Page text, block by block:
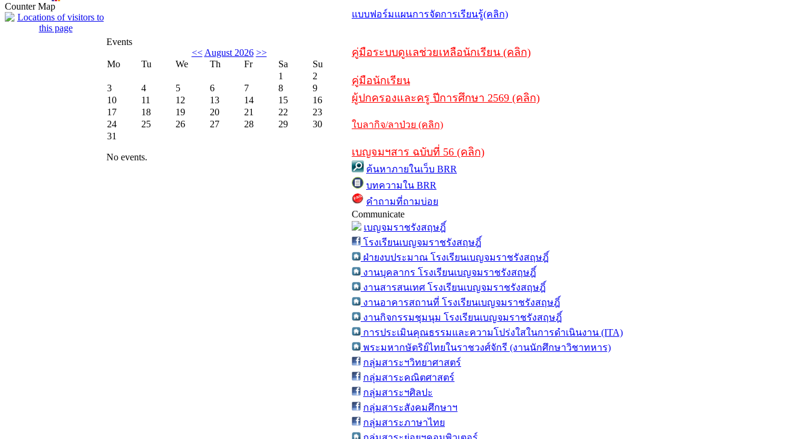
Counter Map
Events
<< August 2026 >>
Mo
Tu We Th Fr Sa
Su
1
2
3
4 5 6 7 8
9
10
11 12 13 14 15
16
17
18 19 20 21 22
23
24
25 26 27 28 29
30
31
No events.
แบบฟอร์มแผนการจัดการเรียนรู้(คลิก)
คู่มือระบบดูแลช่วยเหลือนักเรียน (คลิก)
คู่มือนักเรียน
ผู้ปกครองและครู ปีการศึกษา 2569 (คลิก)
ใบลากิจ/ลาป่วย (คลิก)
เบญจมฯสาร ฉบับที่ 56 (คลิก)
ค้นหาภายในเว็บ BRR
บทความใน BRR
คำถามที่ถามบ่อย
Communicate
เบญจมราชรังสฤษฎิ์
โรงเรียนเบญจมราชรังสฤษฎิ์
ฝ่ายงบประมาณ โรงเรียนเบญจมราชรังสฤษฎิ์
งานบุคลากร โรงเรียนเบญจมราชรังสฤษฎิ์
งานสารสนเทศ โรงเรียนเบญจมราชรังสฤษฎิ์
งานอาคารสถานที่ โรงเรียนเบญจมราชรังสฤษฎิ์
งานกิจกรรมชุมนุม โรงเรียนเบญจมราชรังสฤษฎิ์
การประเมินคุณธรรมและความโปร่งใสในการดำเนินงาน (ITA)
พระมหากษัตริย์ไทยในราชวงศ์จักรี (งานนักศึกษาวิชาทหาร)
กลุ่มสาระฯวิทยาศาสตร์
กลุ่มสาระคณิตศาสตร์
กลุ่มสาระฯศิลปะ
กลุ่มสาระสังคมศึกษาฯ
กลุ่มสาระภาษาไทย